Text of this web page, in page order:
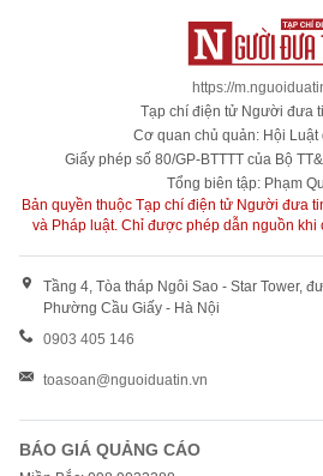
https://
Tạp chí điện tử Người đưa
Cơ quan chủ quản: Hội Luật
Giấy phép số 80/GP-BTTTT của Bộ
Tổng biên tập: Phạm
Bản quyền thuộc Tạp chí điện tử Người đưa
và Pháp luật. Chỉ được phép dẫn nguồn khi
Tầng 4, Tòa tháp Ngôi Sao - Star Tower,
Phường Cầu Giấy - Hà Nội
0903 405 146
toasoan@nguoiduatin.vn
BÁO GIÁ QUẢNG CÁO